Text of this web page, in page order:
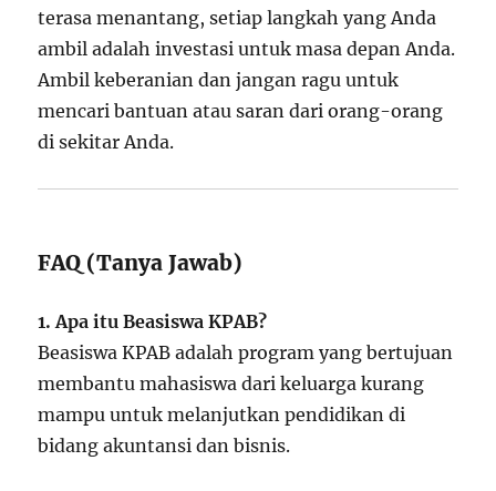
terasa menantang, setiap langkah yang Anda
ambil adalah investasi untuk masa depan Anda.
Ambil keberanian dan jangan ragu untuk
mencari bantuan atau saran dari orang-orang
di sekitar Anda.
FAQ (Tanya Jawab)
1. Apa itu Beasiswa KPAB?
Beasiswa KPAB adalah program yang bertujuan
membantu mahasiswa dari keluarga kurang
mampu untuk melanjutkan pendidikan di
bidang akuntansi dan bisnis.